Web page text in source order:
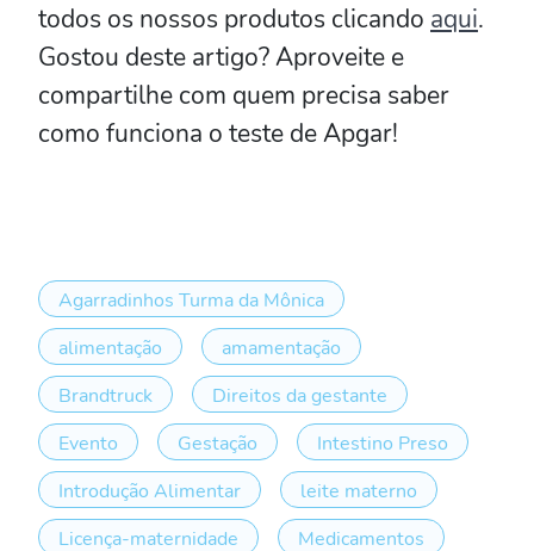
todos os nossos produtos clicando aqui.
Gostou deste artigo? Aproveite e
compartilhe com quem precisa saber
como funciona o teste de Apgar!
Agarradinhos Turma da Mônica
alimentação
amamentação
Brandtruck
Direitos da gestante
Evento
Gestação
Intestino Preso
Introdução Alimentar
leite materno
Licença-maternidade
Medicamentos